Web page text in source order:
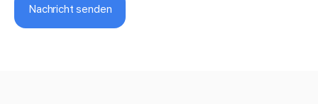
Nachricht senden